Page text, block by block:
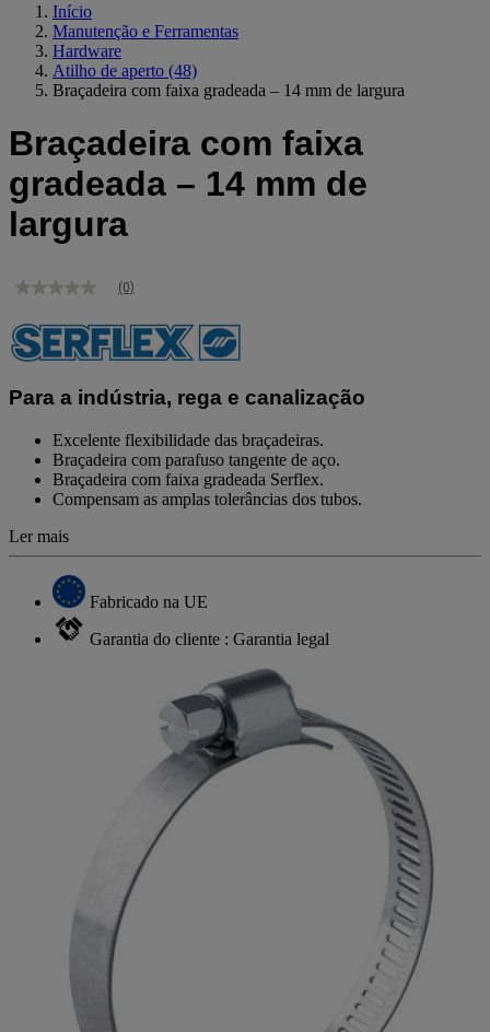
Início
Manutenção e Ferramentas
Hardware
Atilho de aperto (48)
Braçadeira com faixa gradeada – 14 mm de largura
Braçadeira com faixa
gradeada – 14 mm de
largura
Sem
de
classificação
Link
a
página.
(0)
Para a indústria, rega e canalização
Excelente flexibilidade das braçadeiras.
Braçadeira com parafuso tangente de aço.
Braçadeira com faixa gradeada Serflex.
Compensam as amplas tolerâncias dos tubos.
Ler mais
Fabricado na UE
Garantia do cliente : Garantia legal